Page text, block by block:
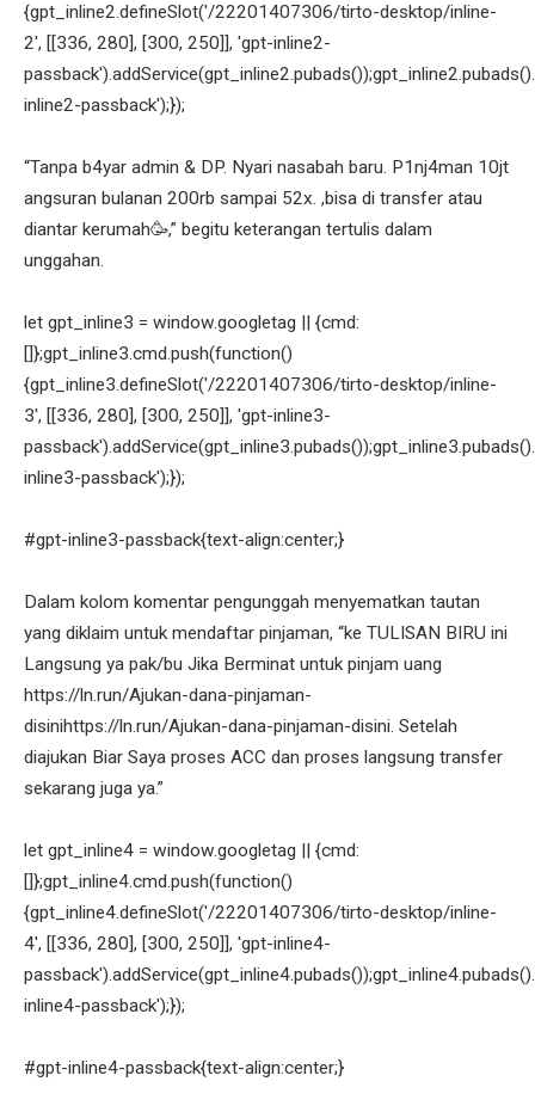
{gpt_inline2.defineSlot('/22201407306/tirto-desktop/inline-
2', [[336, 280], [300, 250]], 'gpt-inline2-
inline2-passback');});
“Tanpa b4yar admin & DP. Nyari nasabah baru. P1nj4man 10jt
angsuran bulanan 200rb sampai 52x. ,bisa di transfer atau
diantar kerumah🥳,” begitu keterangan tertulis dalam
unggahan.
let gpt_inline3 = window.googletag || {cmd:
[]};gpt_inline3.cmd.push(function()
{gpt_inline3.defineSlot('/22201407306/tirto-desktop/inline-
3', [[336, 280], [300, 250]], 'gpt-inline3-
inline3-passback');});
#gpt-inline3-passback{text-align:center;}
Dalam kolom komentar pengunggah menyematkan tautan
yang diklaim untuk mendaftar pinjaman, “ke TULISAN BIRU ini
Langsung ya pak/bu Jika Berminat untuk pinjam uang
https://ln.run/Ajukan-dana-pinjaman-
disinihttps://ln.run/Ajukan-dana-pinjaman-disini. Setelah
diajukan Biar Saya proses ACC dan proses langsung transfer
sekarang juga ya.”
let gpt_inline4 = window.googletag || {cmd:
[]};gpt_inline4.cmd.push(function()
{gpt_inline4.defineSlot('/22201407306/tirto-desktop/inline-
4', [[336, 280], [300, 250]], 'gpt-inline4-
inline4-passback');});
#gpt-inline4-passback{text-align:center;}